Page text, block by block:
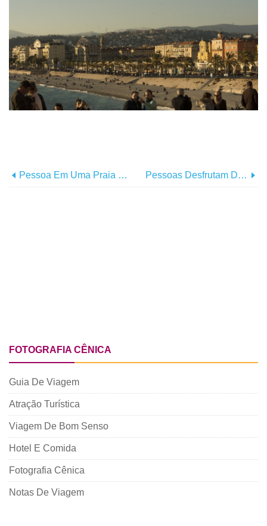
Pessoa Em Uma Praia Com As Mãos Para Cima Em Foto Preto E Branco Pessoas Desfrutam Da Água Fria De Uma Cachoeira Ladeada Por Uma Floresta Foto
FOTOGRAFIA CÊNICA
Guia De Viagem
Atração Turística
Viagem De Bom Senso
Hotel E Comida
Fotografia Cênica
Notas De Viagem